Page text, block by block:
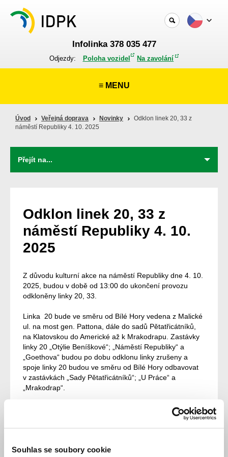
Souhlas se soubory cookie
Infolinka 378 035 477
Odjezdy: Poloha vozidel Na zavolání
≡ MENU
Úvod Veřejná doprava Novinky
Odklon linek 20, 33 z
náměstí Republiky 4. 10. 2025
Odklon linek 20, 33 z
náměstí Republiky 4. 10.
2025
Z důvodu kulturní akce na náměstí Republiky dne 4. 10.
2025, budou v době od 13:00 do ukončení provozu
odkloněny linky 20, 33.
Linka 20 bude ve směru od Bílé Hory vedena z Malické
ul. na most gen. Pattona, dále do sadů Pětatřicátníků,
na Klatovskou do Americké až k Mrakodrapu. Zastávky
linky 20 „Otýlie Beníškové“; „Náměstí Republiky“ a
„Goethova“ budou po dobu odklonu linky zrušeny a
spoje linky 20 budou ve směru od Bílé Hory odbavovat
v zastávkách „Sady Pětatřicátníků“; „U Práce“ a
„Mrakodrap“.
První spoj vedený po objízdné trase bude s odjezdem